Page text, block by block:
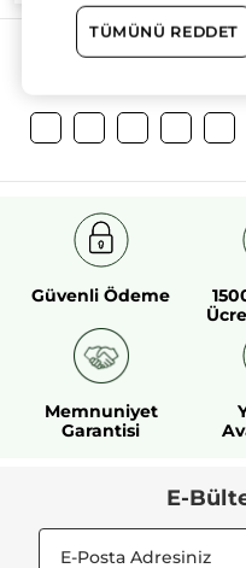
Daha
Güvenli Ödeme
Memnuniyet
Garantisi
E-
TÜMÜNÜ REDDET